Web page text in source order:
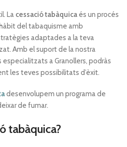
La cessació tabàquica és un procés
del tabaquisme amb
adaptades a la teva
Amb el suport de la nostra
a Granollers, podràs
les teves possibilitats d’èxit.
desenvolupem un programa de
de fumar.
tabàquica?